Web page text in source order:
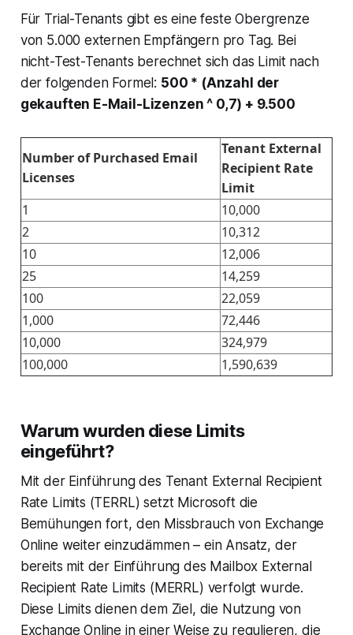
Für Trial-Tenants gibt es eine feste Obergrenze
von 5.000 externen Empfängern pro Tag. Bei
nicht-Test-Tenants berechnet sich das Limit nach
der folgenden Formel: 500 * (Anzahl der
gekauften E-Mail-Lizenzen ^ 0,7) + 9.500
Number of Purchased Email
Licenses
Tenant External
Recipient Rate
Limit
1
10,000
2
10,312
10
12,006
25
14,259
100
22,059
1,000
72,446
10,000
324,979
100,000
1,590,639
Warum wurden diese Limits
eingeführt?
Mit der Einführung des Tenant External Recipient
Rate Limits (TERRL) setzt Microsoft die
Bemühungen fort, den Missbrauch von Exchange
Online weiter einzudämmen – ein Ansatz, der
bereits mit der Einführung des Mailbox External
Recipient Rate Limits (MERRL) verfolgt wurde.
Diese Limits dienen dem Ziel, die Nutzung von
Exchange Online in einer Weise zu regulieren, die